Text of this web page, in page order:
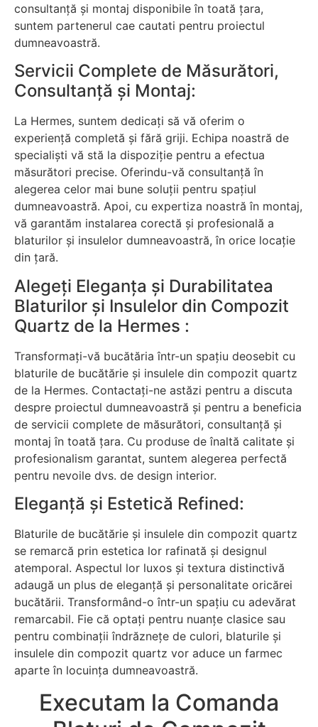
consultanță și montaj disponibile în toată țara,
suntem partenerul cae cautati pentru proiectul
dumneavoastră.
Servicii Complete de Măsurători,
Consultanță și Montaj:
La Hermes, suntem dedicați să vă oferim o
experiență completă și fără griji. Echipa noastră de
specialiști vă stă la dispoziție pentru a efectua
măsurători precise. Oferindu-vă consultanță în
alegerea celor mai bune soluții pentru spațiul
dumneavoastră. Apoi, cu expertiza noastră în montaj,
vă garantăm instalarea corectă și profesională a
blaturilor și insulelor dumneavoastră, în orice locație
din țară.
Alegeți Eleganța și Durabilitatea
Blaturilor și Insulelor din Compozit
Quartz de la Hermes :
Transformați-vă bucătăria într-un spațiu deosebit cu
blaturile de bucătărie și insulele din compozit quartz
de la Hermes. Contactați-ne astăzi pentru a discuta
despre proiectul dumneavoastră și pentru a beneficia
de servicii complete de măsurători, consultanță și
montaj în toată țara. Cu produse de înaltă calitate și
profesionalism garantat, suntem alegerea perfectă
pentru nevoile dvs. de design interior.
Eleganță și Estetică Refined:
Blaturile de bucătărie și insulele din compozit quartz
se remarcă prin estetica lor rafinată și designul
atemporal. Aspectul lor luxos și textura distinctivă
adaugă un plus de eleganță și personalitate oricărei
bucătării. Transformând-o într-un spațiu cu adevărat
remarcabil. Fie că optați pentru nuanțe clasice sau
pentru combinații îndrăznețe de culori, blaturile și
insulele din compozit quartz vor aduce un farmec
aparte în locuința dumneavoastră.
Executam la Comanda